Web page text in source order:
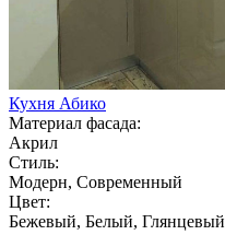
Кухня Абико
Материал фасада:
Акрил
Стиль:
Модерн, Современный
Цвет:
Бежевый, Белый, Глянцевый